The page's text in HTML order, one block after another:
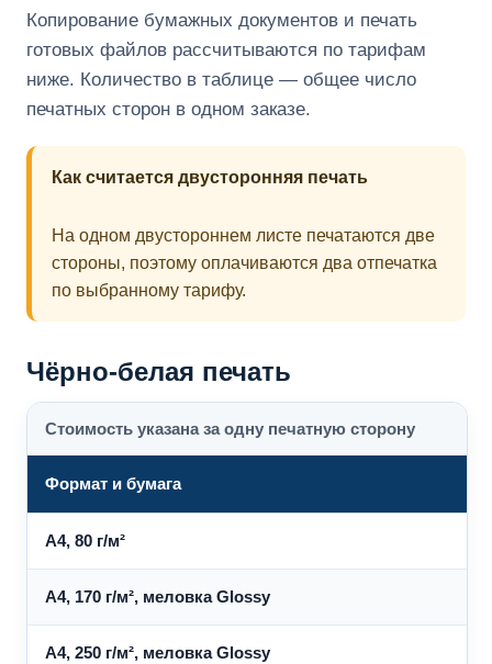
Копирование бумажных документов и печать
готовых файлов рассчитываются по тарифам
ниже. Количество в таблице — общее число
печатных сторон в одном заказе.
Как считается двусторонняя печать
На одном двустороннем листе печатаются две
стороны, поэтому оплачиваются два отпечатка
по выбранному тарифу.
Чёрно-белая печать
Стоимость указана за одну печатную сторону
Формат и бумага
A4, 80 г/м²
A4, 170 г/м², меловка Glossy
A4, 250 г/м², меловка Glossy